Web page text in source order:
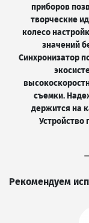
приборов
творческие
колесо
значений
Синхронизатор
съемки.
держится на
Устройство
Рекомендуем